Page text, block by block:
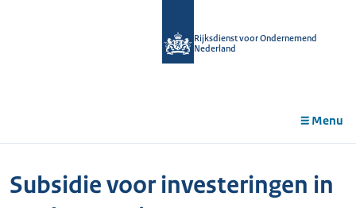
Rijksdienst voor Ondernemend
Nederland
Menu
Subsidie voor investeringen in